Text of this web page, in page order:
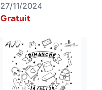
27/11/2024
Gratuit